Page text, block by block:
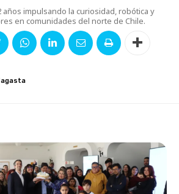
años impulsando la curiosidad, robótica y
en comunidades del norte de Chile.